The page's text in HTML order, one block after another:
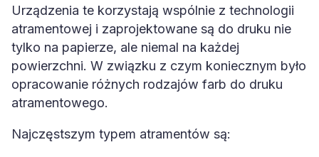
Urządzenia te korzystają wspólnie z technologii
atramentowej i zaprojektowane są do druku nie
tylko na papierze, ale niemal na każdej
powierzchni. W związku z czym koniecznym było
opracowanie różnych rodzajów farb do druku
atramentowego.
Najczęstszym typem atramentów są: